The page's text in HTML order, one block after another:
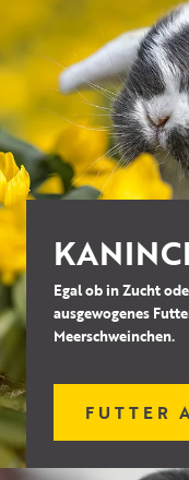
Egal ob in Zucht
ausgewogenes
Meerschweinchen.
FUTTER